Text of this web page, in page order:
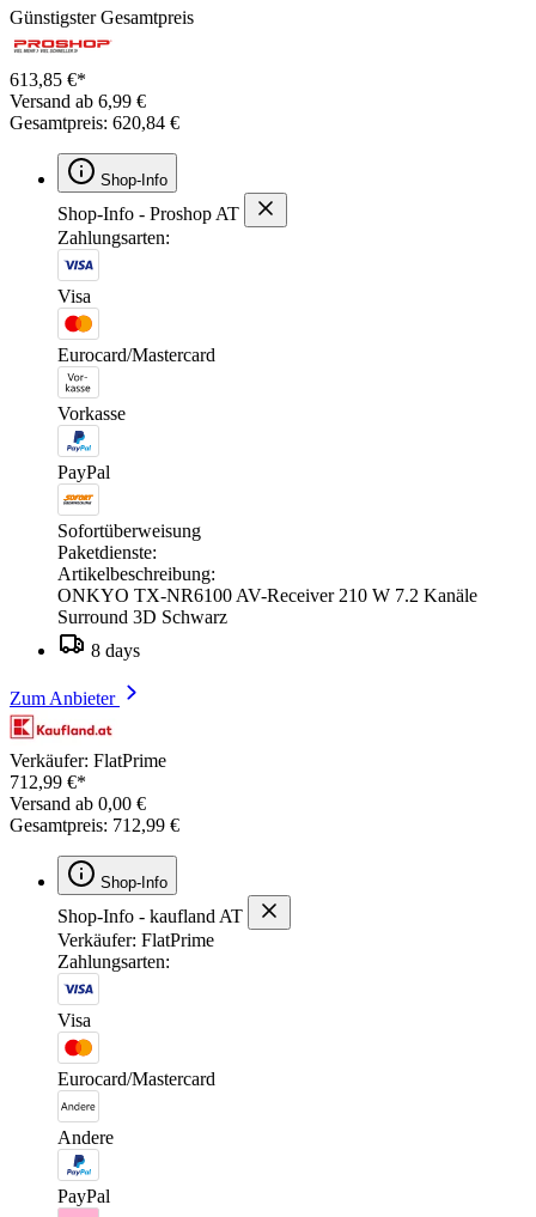
Günstigster Gesamtpreis
613,85 €*
Versand ab 6,99 €
Gesamtpreis: 620,84 €
Shop-Info
Shop-Info - Proshop AT
Zahlungsarten:
Visa
Eurocard/Mastercard
Vorkasse
PayPal
Sofortüberweisung
Paketdienste:
Artikelbeschreibung:
ONKYO TX-NR6100 AV-Receiver 210 W 7.2 Kanäle
Surround 3D Schwarz
8 days
Zum Anbieter
Verkäufer: FlatPrime
712,99 €*
Versand ab 0,00 €
Gesamtpreis: 712,99 €
Shop-Info
Shop-Info - kaufland AT
Verkäufer: FlatPrime
Zahlungsarten:
Visa
Eurocard/Mastercard
Andere
PayPal